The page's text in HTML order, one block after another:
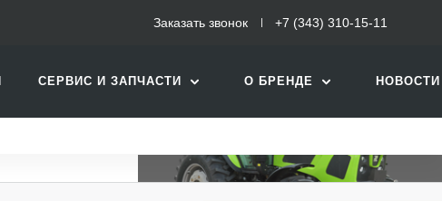
Заказать звонок +7 (343) 310-15-11
СЕРВИС И ЗАПЧАСТИ О БРЕНДЕ НОВОСТИ
Ещё 1 фото